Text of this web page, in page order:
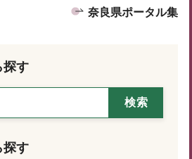
奈良県ポータル集
探す
探す